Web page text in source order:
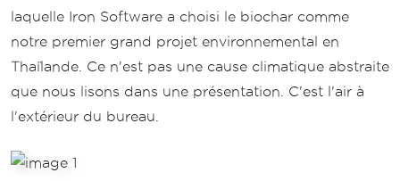
laquelle Iron Software a choisi le biochar comme
notre premier grand projet environnemental en
Thaïlande. Ce n'est pas une cause climatique abstraite
que nous lisons dans une présentation. C'est l'air à
l'extérieur du bureau.